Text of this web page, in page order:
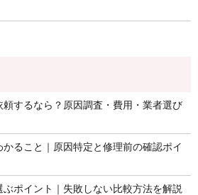
するなら？原因調査・費用・業者選び
ること｜原因特定と修理前の確認ポイ
ポイント｜失敗しない比較方法を解説